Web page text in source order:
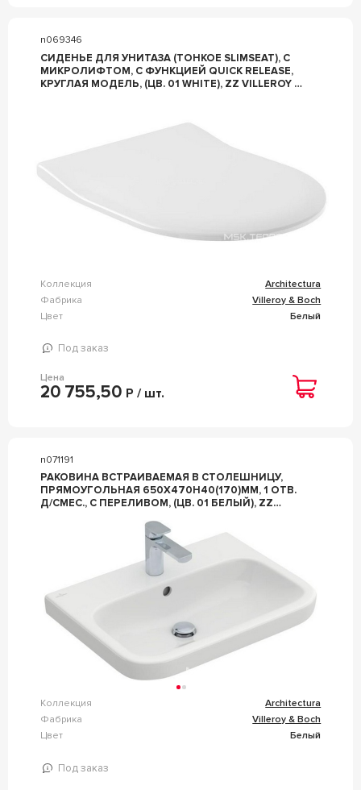
n069346
СИДЕНЬЕ ДЛЯ УНИТАЗА (ТОНКОЕ SLIMSEAT), С
МИКРОЛИФТОМ, С ФУНКЦИЕЙ QUICK RELEASE,
КРУГЛАЯ МОДЕЛЬ, (ЦВ. 01 WHITE), ZZ VILLEROY &
Коллекция
Architectura
Фабрика
Villeroy & Boch
Цвет
Белый
Под заказ
Цена
20 755,50 Р / шт.
n071191
РАКОВИНА ВСТРАИВАЕМАЯ В СТОЛЕШНИЦУ,
ПРЯМОУГОЛЬНАЯ 650Х470H40(170)ММ, 1 ОТВ.
Д/СМЕС., С ПЕРЕЛИВОМ, (ЦВ. 01 БЕЛЫЙ), ZZ
Коллекция
Architectura
Фабрика
Villeroy & Boch
Цвет
Белый
Под заказ